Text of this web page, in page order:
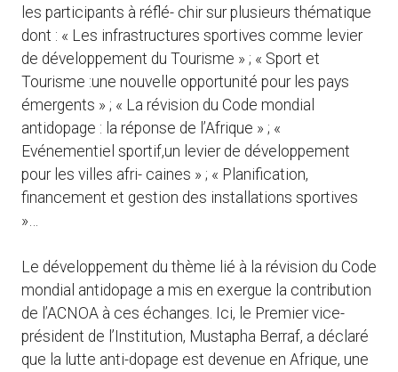
les participants à réflé- chir sur plusieurs thématique
dont : « Les infrastructures sportives comme levier
de développement du Tourisme » ; « Sport et
Tourisme :une nouvelle opportunité pour les pays
émergents » ; « La révision du Code mondial
antidopage : la réponse de l’Afrique » ; «
Evénementiel sportif,un levier de développement
pour les villes afri- caines » ; « Planification,
financement et gestion des installations sportives
»…
Le développement du thème lié à la révision du Code
mondial antidopage a mis en exergue la contribution
de l’ACNOA à ces échanges. Ici, le Premier vice-
président de l’Institution, Mustapha Berraf, a déclaré
que la lutte anti-dopage est devenue en Afrique, une